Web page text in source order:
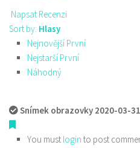
Napsat Recenzi
Sort by: Hlasy
Nejnovější První
Nejstarší První
Náhodný
Snímek obrazovky 2020-03-
You must login to post